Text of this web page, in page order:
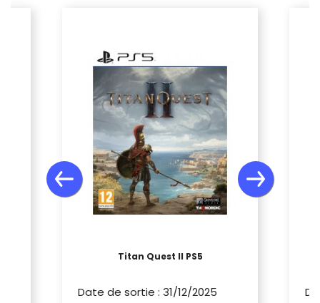
Titan Quest II PS5
Date de sortie : 31/12/2025